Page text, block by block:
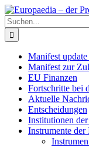
Zum
Inhalt
springen
Facebook
X
Instagram
Pinterest
Suche
nach:
Manifest
Manifest zur
EU Finanzen
Fortschritte bei
Aktuelle
Entscheidungen
Institutionen
Instrumente der